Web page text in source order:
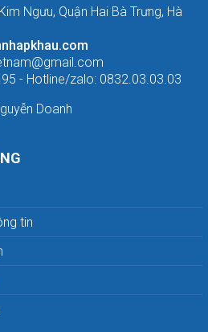
Ngưu, Quận Hai Bà Trưng, Hà
- Hotline/zalo: 0832.03.03.03
Doanh
tin